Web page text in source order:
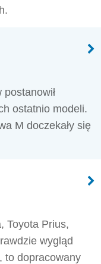
ostatnio modeli.
M doczekały się
Toyota Prius,
wygląd
to dopracowany